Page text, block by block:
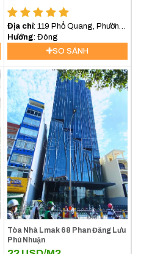
Địa chỉ: 119 Phổ Quang, Phường
9, quận Phú Nhuận
Hướng : Đông
SO SÁNH
Tòa Nhà Lmak 68 Phan Đăng Lưu
Phú Nhuận